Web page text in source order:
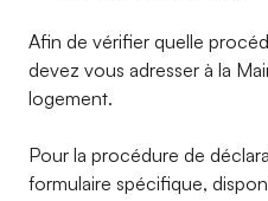
Afin de vérifier quelle
devez vous adresser à la
logement.
Pour la procédure de
formulaire spécifique,